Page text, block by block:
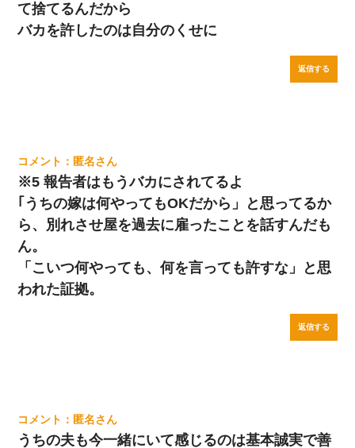
て捨てるんだから
バカを許したのは自分のくせに
返信する
匿名
※5 報告者はもうバカにされてるよ
｢うちの嫁は何やってもOKだから」と思ってるか
ら、別れさせ屋を過去に雇ったことを話すんだも
ん。
「こいつ何やっても、何を言っても許すな」と思
われた証拠。
返信する
匿名
うちの夫も今一緒にいて感じるのは基本誠実で善